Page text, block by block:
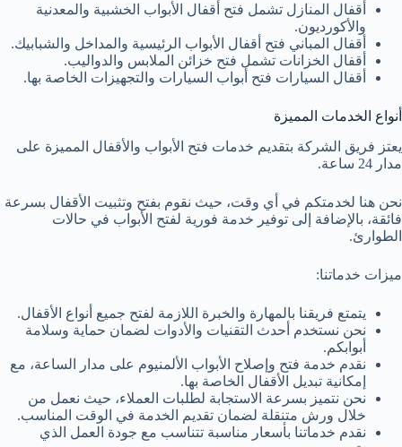
أقفال المنازل تشمل فتح أقفال الأبواب الخشبية والمعدنية
والأكورديون.
أقفال المباني فتح أقفال الأبواب الرئيسية والمداخل والشبابيك.
أقفال الخزانات تشمل فتح خزائن الملابس والدواليب.
أقفال السيارات فتح أبواب السيارات والتجهيزات الخاصة بها.
أنواع الخدمات المميزة
يعتز فريق الشركة بتقديم خدمات فتح الأبواب والأقفال المميزة على
مدار 24 ساعة.
نحن هنا لخدمتكم في أي وقت، حيث نقوم بفتح وتثبيت الأقفال بسرعة
فائقة، بالإضافة إلى توفير خدمة فورية لفتح الأبواب في حالات
الطوارئ.
ميزات خدماتنا:
يتمتع فريقنا بالمهارة والخبرة اللازمة لفتح جميع أنواع الأقفال.
نحن نستخدم أحدث التقنيات والأدوات لضمان حماية وسلامة
أبوابكم.
نقدم خدمة فتح وإصلاح الأبواب الألمنيوم على مدار الساعة، مع
إمكانية تبديل الأقفال الخاصة بها.
نحن نتميز بسرعة الاستجابة لطلبات العملاء، حيث نعمل من
خلال ورش متنقلة لضمان تقديم الخدمة في الوقت المناسب.
نقدم خدماتنا بأسعار مناسبة تتناسب مع جودة العمل الذي